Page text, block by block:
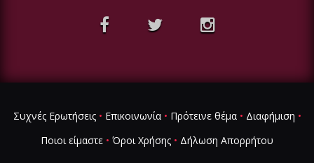
Συχνές Ερωτήσεις• Επικοινωνία• Πρότεινε θέμα• Διαφήμιση •
Ποιοι είμαστε • Όροι Χρήσης • Δήλωση Απορρήτου